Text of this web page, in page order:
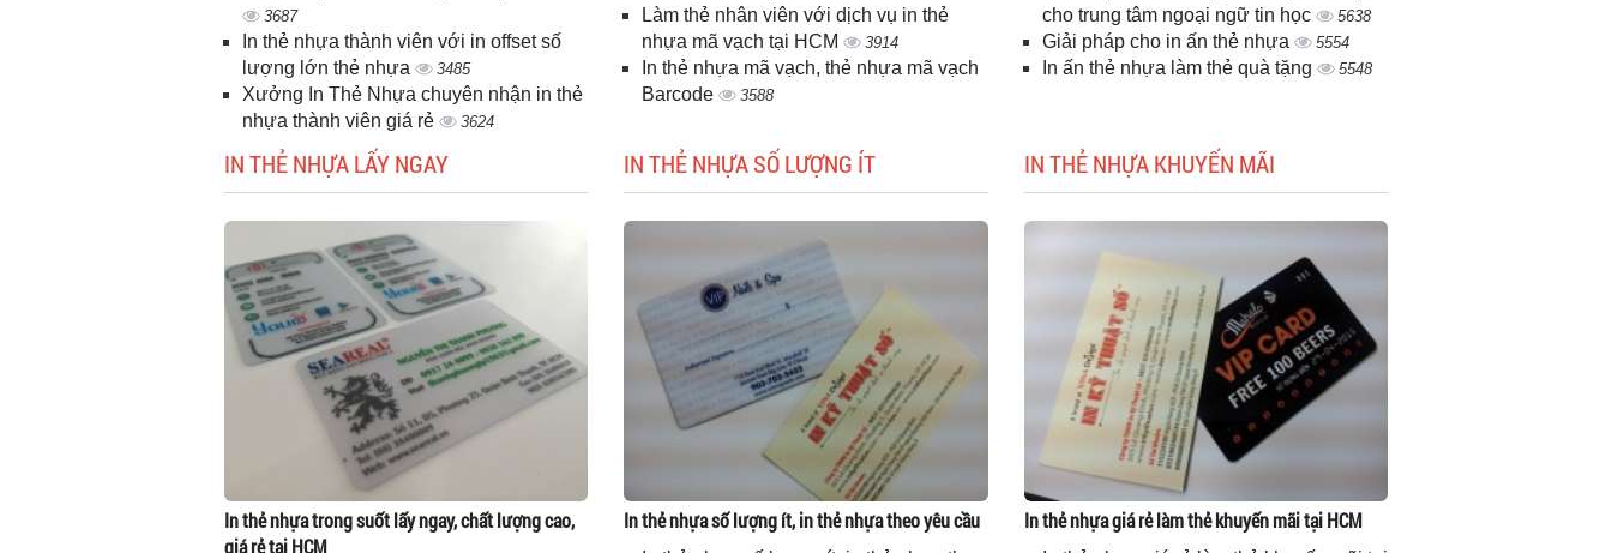
3687
In thẻ nhựa thành viên với in offset số
lượng lớn thẻ nhựa
3485
Xưởng In Thẻ Nhựa chuyên nhận in thẻ
nhựa thành viên giá rẻ
3624
Làm thẻ nhân viên với dịch vụ in thẻ
nhựa mã vạch tại HCM
3914
In thẻ nhựa mã vạch, thẻ nhựa mã vạch
Barcode
3588
cho trung tâm ngoại ngữ tin học
5638
Giải pháp cho in ấn thẻ nhựa 5554
In ấn thẻ nhựa làm thẻ quà tặng 5548
IN THẺ NHỰA LẤY NGAY
In thẻ nhựa trong suốt lấy ngay, chất lượng cao,
giá rẻ tại HCM
IN THẺ NHỰA SỐ LƯỢNG ÍT
In thẻ nhựa số lượng ít, in thẻ nhựa theo yêu cầu
IN THẺ NHỰA KHUYẾN MÃI
In thẻ nhựa giá rẻ làm thẻ khuyến mãi tại HCM